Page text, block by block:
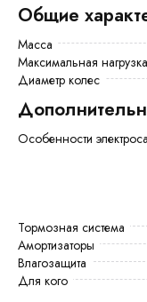
Общие
Масса
Максимальная нагрузка
Диаметр колес
Особенности
Тормозная система
Амортизаторы
Влагозащита
Для кого